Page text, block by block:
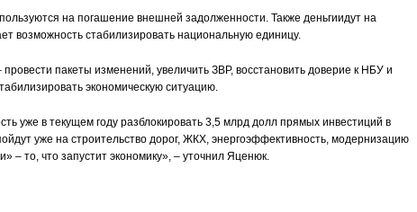
на погашение внешней задолженности. Также деньгиидут на
возможность стабилизировать национальную единицу.
пакеты изменений, увеличить ЗВР, восстановить доверие к НБУ и
экономическую ситуацию.
уже в текущем году разблокировать 3,5 млрд долл прямых инвестиций в
уже на строительство дорог, ЖКХ, энергоэффективность, модернизацию
– то, что запустит экономику», – уточнил Яценюк.